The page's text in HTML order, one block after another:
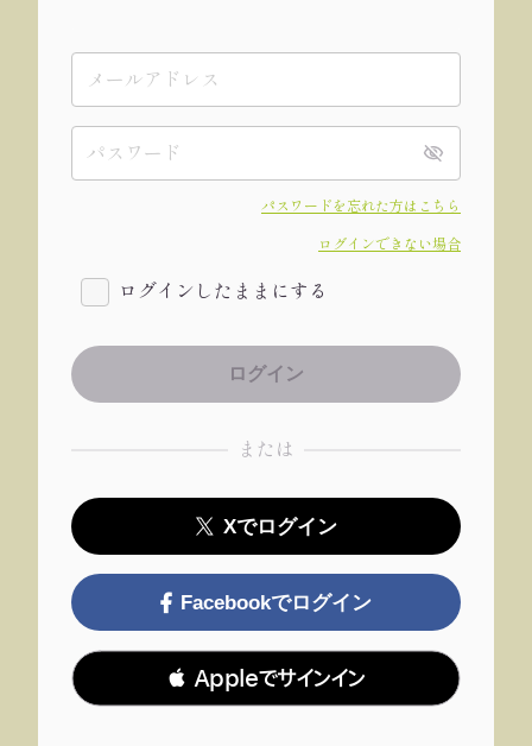
パスワードを忘れた方はこちら
ログインできない場合
ログインしたままにする
または
Xでログイン
Facebookでログイン
 Appleでサインイン